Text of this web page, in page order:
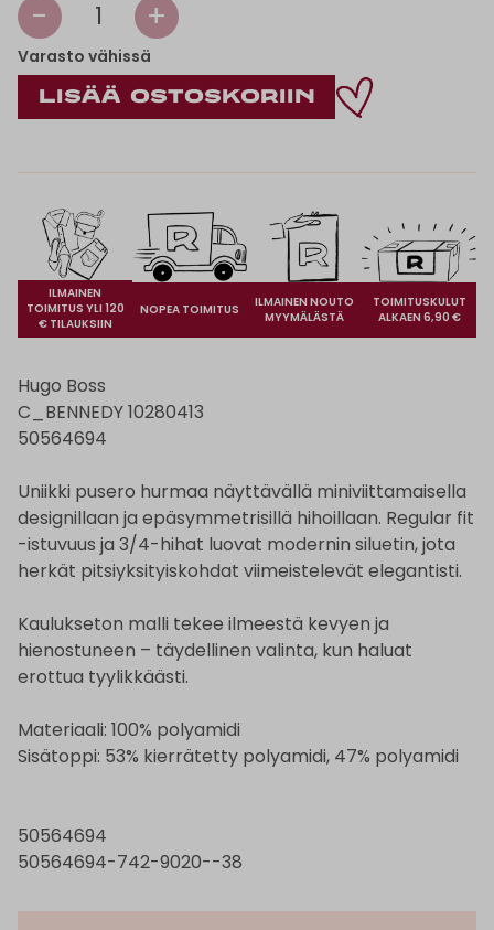
- 1 +
Varasto vähissä
ILMAINEN
TOIMITUS YLI 120
€ TILAUKSIIN
NOPEA TOIMITUS
ILMAINEN NOUTO
MYYMÄLÄSTÄ
TOIMITUSKULUT
ALKAEN 6,90 €
Hugo Boss
C_BENNEDY 10280413
50564694
Uniikki pusero hurmaa näyttävällä miniviittamaisella
designillaan ja epäsymmetrisillä hihoillaan. Regular fit
-istuvuus ja 3/4-hihat luovat modernin siluetin, jota
herkät pitsiyksityiskohdat viimeistelevät elegantisti.
Kaulukseton malli tekee ilmeestä kevyen ja
hienostuneen – täydellinen valinta, kun haluat
erottua tyylikkäästi.
Materiaali: 100% polyamidi
Sisätoppi: 53% kierrätetty polyamidi, 47% polyamidi
50564694
50564694-742-9020--38